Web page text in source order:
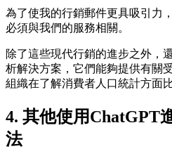
為了使我的行銷郵件更具吸引力
必須與我們的服務相關。
除了這些現代行銷的進步之外，
析解決方案，它們能夠提供有關
組織在了解消費者人口統計方面
4. 其他使用ChatGPT
法